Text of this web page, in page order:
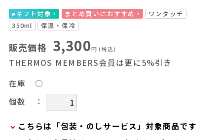
eギフト対象 まとめ買いにおすすめ
ワンタッチ
350ml
保温・保冷
販売価格 3,300円 (税込)
THERMOS MEMBERS会員は更に5%引き
在庫
○
個数
：
こちらは「包装・のしサービス」対象商品です